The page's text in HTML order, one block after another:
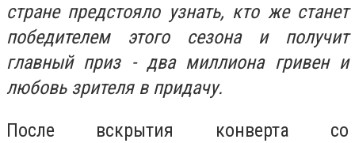
стране предстояло узнать, кто же станет
победителем этого сезона и получит
главный приз - два миллиона гривен и
любовь зрителя в придачу.
После вскрытия конверта со